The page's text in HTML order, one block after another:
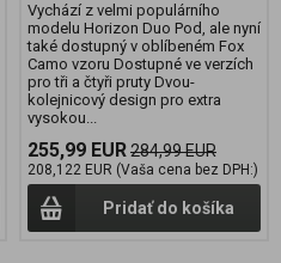
Vychází z velmi populárního
modelu Horizon Duo Pod, ale nyní
také dostupný v oblíbeném Fox
Camo vzoru Dostupné ve verzích
pro tři a čtyři pruty Dvou-
kolejnicový design pro extra
vysokou...
255,99 EUR284,99 EUR
208,122 EUR (Vaša cena bez DPH:)
Pridať do košíka